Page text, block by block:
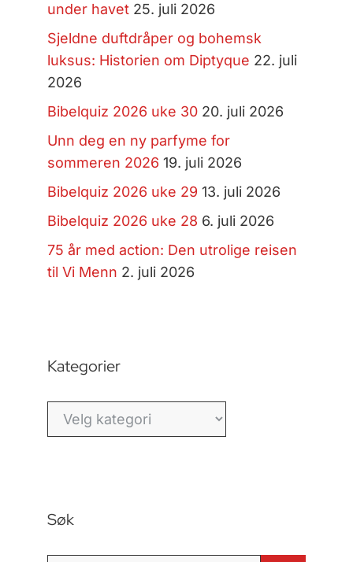
under havet 25. juli 2026
Sjeldne duftdråper og bohemsk
luksus: Historien om Diptyque 22. juli
2026
Bibelquiz 2026 uke 30 20. juli 2026
Unn deg en ny parfyme for
sommeren 2026 19. juli 2026
Bibelquiz 2026 uke 29 13. juli 2026
Bibelquiz 2026 uke 28 6. juli 2026
75 år med action: Den utrolige reisen
til Vi Menn 2. juli 2026
Kategorier
Kategorier
Søk